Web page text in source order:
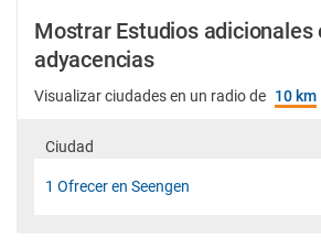
Mostrar Estudios adicionales
adyacencias
Visualizar ciudades en un radio de 10 km
Ciudad
1 Ofrecer en Seengen